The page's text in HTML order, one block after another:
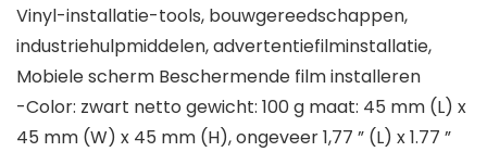
Vinyl-installatie-tools, bouwgereedschappen,
industriehulpmiddelen, advertentiefilminstallatie,
Mobiele scherm Beschermende film installeren
-Color: zwart netto gewicht: 100 g maat: 45 mm (L) x
45 mm (W) x 45 mm (H), ongeveer 1,77 ” (L) x 1.77 ”